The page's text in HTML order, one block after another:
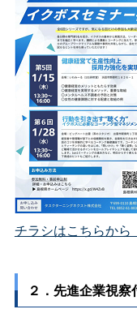
チラシはこちらから
２．先進企業視